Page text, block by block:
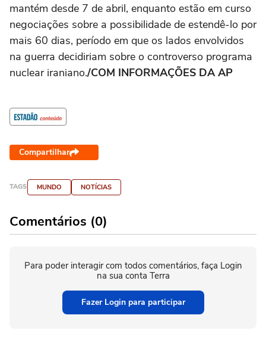
mantém desde 7 de abril, enquanto estão em curso
negociações sobre a possibilidade de estendê-lo por
mais 60 dias, período em que os lados envolvidos
na guerra decidiriam sobre o controverso programa
nuclear iraniano./COM INFORMAÇÕES DA AP
Compartilhar
TAGS MUNDO NOTÍCIAS
Comentários (0)
Para poder interagir com todos comentários, faça Login
na sua conta Terra
Fazer Login para participar